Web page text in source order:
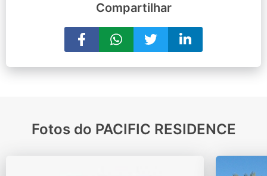
Compartilhar
Fotos do PACIFIC RESIDENCE